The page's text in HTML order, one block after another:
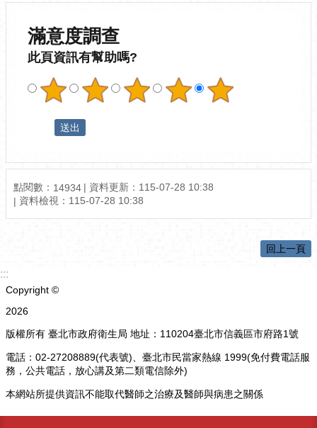
滿意度調查
此頁資訊有幫助嗎?
點閱數： 14934 資料更新： 115-07-28 10:38
資料檢視： 115-07-28 10:38
回上一頁
:::
Copyright ©
2026
版權所有 臺北市政府衛生局 地址：110204臺北市信義區市府路1號
電話：02-27208889(代表號)、臺北市民當家熱線 1999(免付費電話服
務，公共電話，放心講及第二類電信除外)
本網站所提供資訊不能取代醫師之治療及醫師與病患之關係